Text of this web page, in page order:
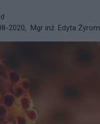
2020, Mgr inż. Edyta